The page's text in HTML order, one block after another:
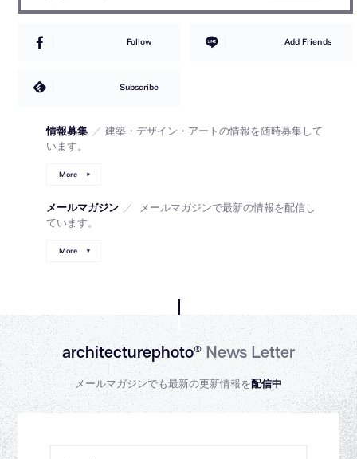
Follow Add Friends
Subscribe
情報募集 ／ 建築・デザイン・アートの情報を随時募集して
います。
More
メールマガジン ／
メールマガジンで最新の情報を配信し
ています。
More
architecturephoto®News Letter
メールマガジンでも最新の更新情報を配信中